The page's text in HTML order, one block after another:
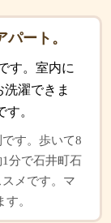
ート。
す。室内に
濯できま
。
す。歩いて8
分で石井町石
メです。マ
。